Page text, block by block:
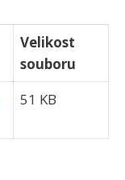
Velikost
souboru
51 KB